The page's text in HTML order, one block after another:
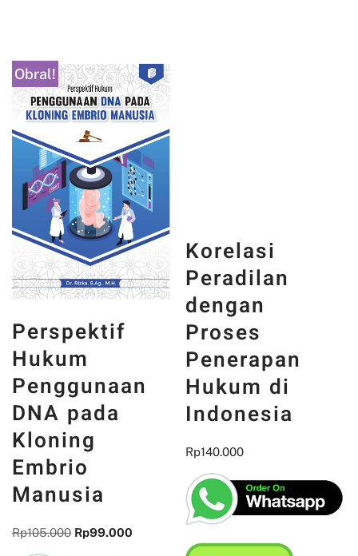
Obral!
Perspektif
Hukum
Penggunaan
DNA pada
Kloning
Embrio
Manusia
Rp105.000 Rp99.000
Korelasi
Peradilan
dengan
Proses
Hukum di
Indonesia
Rp 140.000